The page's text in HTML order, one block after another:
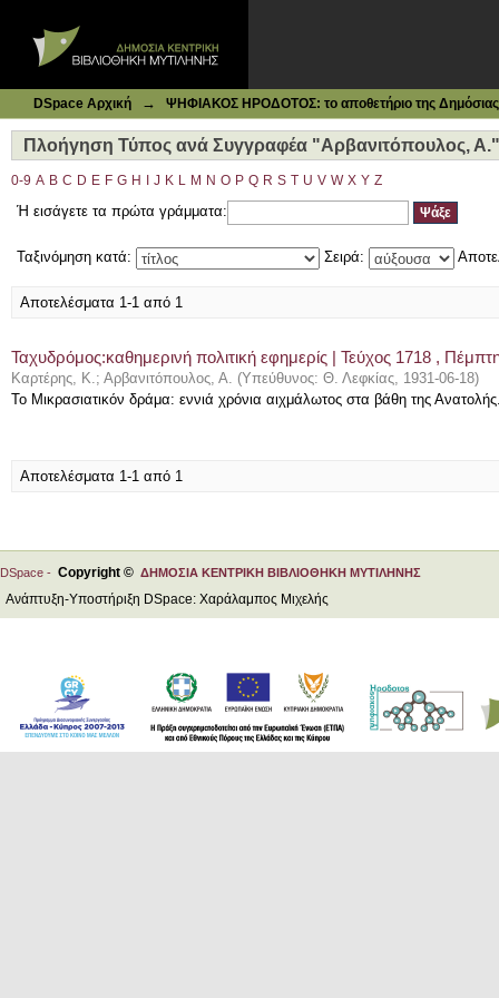
DSpace Αρχική → ΨΗΦΙΑΚΟΣ ΗΡΟΔΟΤΟΣ: το αποθετήριο της Δημόσιας
Πλοήγηση Τύπος ανά Συγγραφέα "Αρβανιτόπουλος, Α."
0-9 A B C D E F G H J K L M N O P Q R S T U V W X Y Z
Ή εισάγετε τα πρώτα γράμματα:
Ταξινόμηση κατά: Σειρά:
Αποτελέσματα 1-1 από 1
Ταχυδρόμος:καθημερινή πολιτική εφημερίς | Τεύχος 1718 ,
Καρτέρης, Κ.; Αρβανιτόπουλος, Α. (Υπεύθυνος: Θ. Λεφκίας, 1931-06-18)
Το Μικρασιατικόν δράμα: εννιά χρόνια αιχμάλωτος στα βάθη της
Αποτελέσματα 1-1 από 1
DSpace - Copyright © ΔΗΜΟΣΙΑ ΚΕΝΤΡΙΚΗ ΒΙΒΛΙΟΘΗΚΗ ΜΥΤΙΛΗΝΗΣ
Ανάπτυξη-Υποστήριξη DSpace: Χαράλαμπος Μιχελής